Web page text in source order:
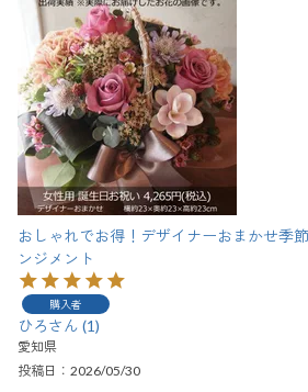
おしゃれでお得！デザイナーおまかせ季
ンジメント
購入者
ひろ 1
愛知県
投稿日
2026/05/30